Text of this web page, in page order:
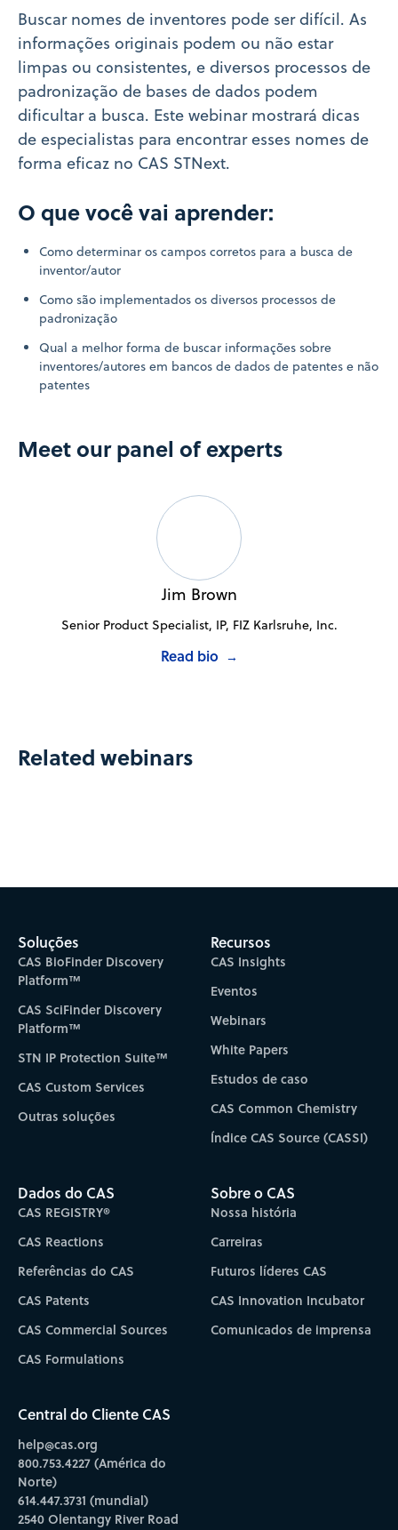
Buscar nomes de inventores pode ser difícil. As
informações originais podem ou não estar
limpas ou consistentes, e diversos processos de
padronização de bases de dados podem
dificultar a busca. Este webinar mostrará dicas
de especialistas para encontrar esses nomes de
forma eficaz no CAS STNext.
O que você vai aprender:
Como determinar os campos corretos para a busca de
inventor/autor
Como são implementados os diversos processos de
padronização
Qual a melhor forma de buscar informações sobre
inventores/autores em bancos de dados de patentes e não
patentes
Meet our panel of experts
Jim Brown
Senior Product Specialist, IP, FIZ Karlsruhe, Inc.
Read bio →
Related webinars
Soluções
CAS BioFinder Discovery
Platform™
CAS SciFinder Discovery
Platform™
STN IP Protection Suite™
CAS Custom Services
Outras soluções
Recursos
CAS Insights
Eventos
Webinars
White Papers
Estudos de caso
CAS Common Chemistry
Índice CAS Source (CASSI)
Dados do CAS
CAS REGISTRY®
CAS Reactions
Referências do CAS
CAS Patents
CAS Commercial Sources
CAS Formulations
Sobre o CAS
Nossa história
Carreiras
Futuros líderes CAS
CAS Innovation Incubator
Comunicados de imprensa
Central do Cliente CAS
help@cas.org
800.753.4227 (América do
Norte)
614.447.3731 (mundial)
2540 Olentangy River Road